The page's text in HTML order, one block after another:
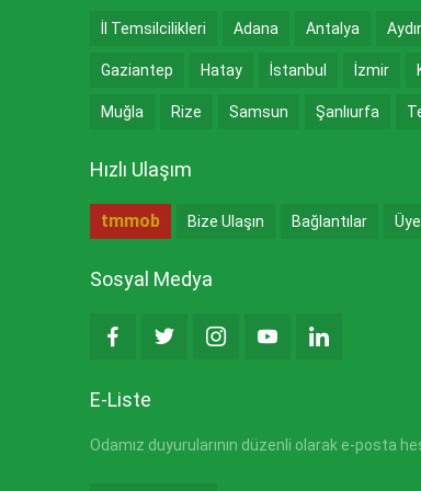
İl Temsilcilikleri Adana Antalya
Gaziantep Hatay İstanbul İzmir
Muğla Rize Samsun Şanlıurfa
Hızlı Ulaşım
tmmob Bize Ulaşın Bağlantılar
Sosyal Medya
E-Liste
Odamız duyurularının düzenli olarak e-posta